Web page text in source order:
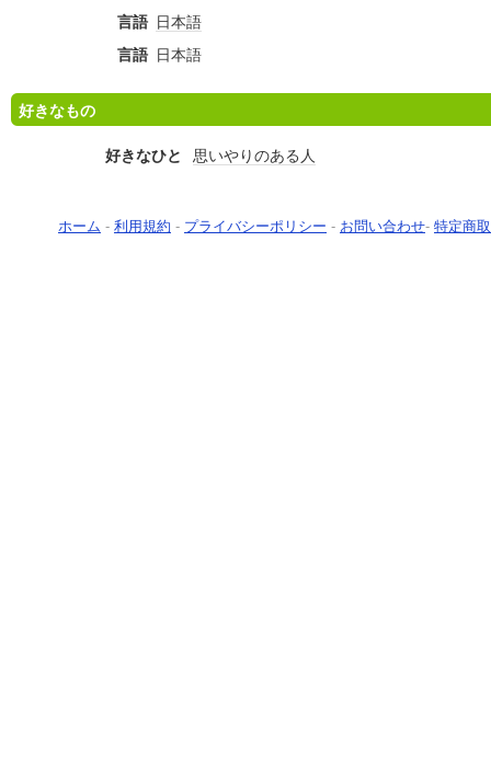
言語 日本語
言語 日本語
好きなもの
好きなひと 思いやりのある人
ホーム - 利用規約 - プライバシーポリシー - お問い合わせ- 特定商